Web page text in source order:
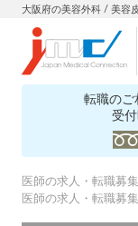
大阪府の美容外科 / 美容
転職のご
受
医師の求人・転職募
医師の求人・転職募